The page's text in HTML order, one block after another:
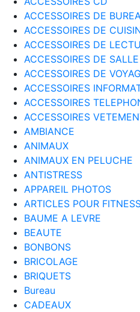
ACCESSOIRES DE
ACCESSOIRES DE
ACCESSOIRES DE
ACCESSOIRES DE
ACCESSOIRES DE
ACCESSOIRES
ACCESSOIRES
ACCESSOIRES
AMBIANCE
ANIMAUX
ANIMAUX EN PELUCHE
ANTISTRESS
APPAREIL PHOTOS
ARTICLES POUR
BAUME A LEVRE
BEAUTE
BONBONS
BRICOLAGE
BRIQUETS
Bureau
CADEAUX